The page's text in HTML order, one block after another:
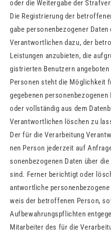
oder die Wei­ter­ga­be der
Die Re­gis­trie­rung der
ga­be per­so­nen­be­zo­ge­ner
Ver­ant­wort­li­chen dazu, der
Leis­tun­gen an­zu­bie­ten, die
gis­trier­ten Be­nut­zern
Per­so­nen steht die Mög­lich­keit
ge­ge­be­nen
oder voll­stän­dig aus dem
Ver­ant­wort­li­chen lö­schen zu
Der für die Ver­ar­bei­tung
nen Per­son je­der­zeit auf
so­nen­be­zo­ge­nen Daten über
sind. Fer­ner be­rich­tigt oder
ant­wort­li­che
weis der be­trof­fe­nen Per­son,
Auf­be­wah­rungs­pflich­ten
Mit­ar­bei­ter des für die